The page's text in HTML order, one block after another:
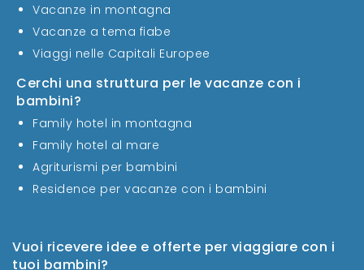
Vuoi ricevere idee e offerte per viaggiare con i
tuoi bambini?
Vacanze in montagna
Vacanze a tema fiabe
Viaggi nelle Capitali Europee
Cerchi una struttura per le vacanze con i
bambini?
Family hotel in montagna
Family hotel al mare
Agriturismi per bambini
Residence per vacanze con i bambini